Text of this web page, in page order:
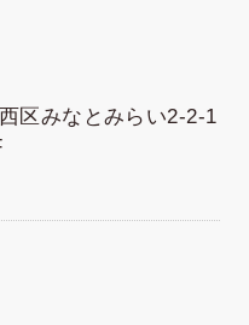
区みなとみらい2-2-1